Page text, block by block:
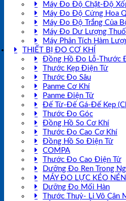
Máy Đo Độ Chặt-Độ
Máy Đo Độ Cứng Hoa
Máy Đo Độ Trắng Của
Máy Đo Dư Lượng
Máy Phân Tích Hàm
THIẾT BỊ ĐO CƠ KHÍ
Đồng Hồ Đo Lỗ-Thước
Thước Kẹp Điện Tử
Thước Đo Sâu
Panme Cơ Khí
Panme Điện Tử
Đế Từ-Đế Gá-Đế Kẹp
Thước Đo Góc
Đồng Hồ So Cơ Khí
Thước Đo Cao Cơ Khí
Đồng Hồ So Điện Tử
COMPA
Thước Đo Cao Điện Tử
Dưỡng Đo Ren Trong
MÁY ĐO LỰC KÉO NÉN
Dưỡng Đo Mối Hàn
Thước Thuỷ- Li Vô Cân